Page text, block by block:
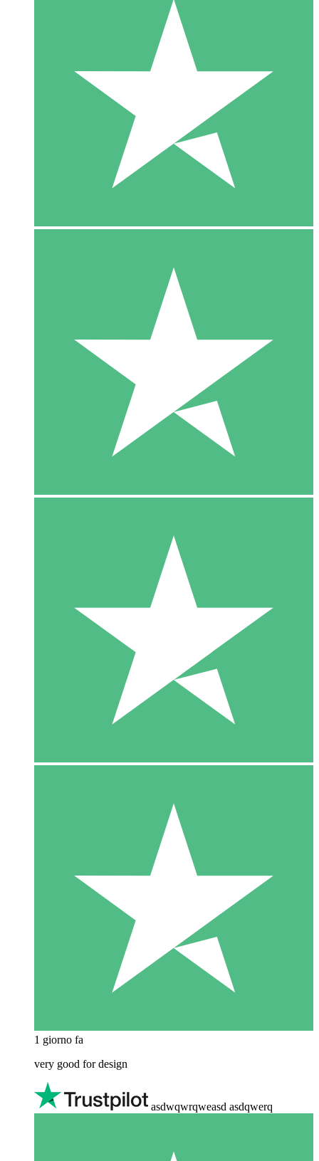
1 giorno fa
very good for design
asdwqwrqweasd asdqwerq